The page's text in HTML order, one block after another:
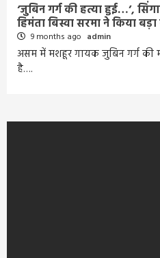
‘जुबिन गर्ग की हत्या हुई…’,
हिमंता बिस्वा सरमा ने किया
9 months ago admin
असम में मशहूर गायक जुबिन गर्ग
है….